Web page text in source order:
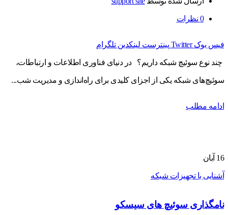
0 نظرات
فیس بوک Twitter پینترست لینکدین تلگرام
چند نوع سوئیچ شبکه داریم؟ در دنیای فناوری اطلاعات و ارتباطات،
سوئیچ‌های شبکه یکی از اجزای کلیدی برای راه‌اندازی و مدیریت شب...
ادامه مطلب
16 آبان
آشنایی با تجهیزات شبکه
نامگذاری سوئیچ های سیسکو